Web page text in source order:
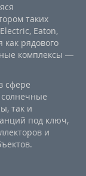
таких
Eaton,
рядового
комплексы —
сфере
так и
под ключ,
и